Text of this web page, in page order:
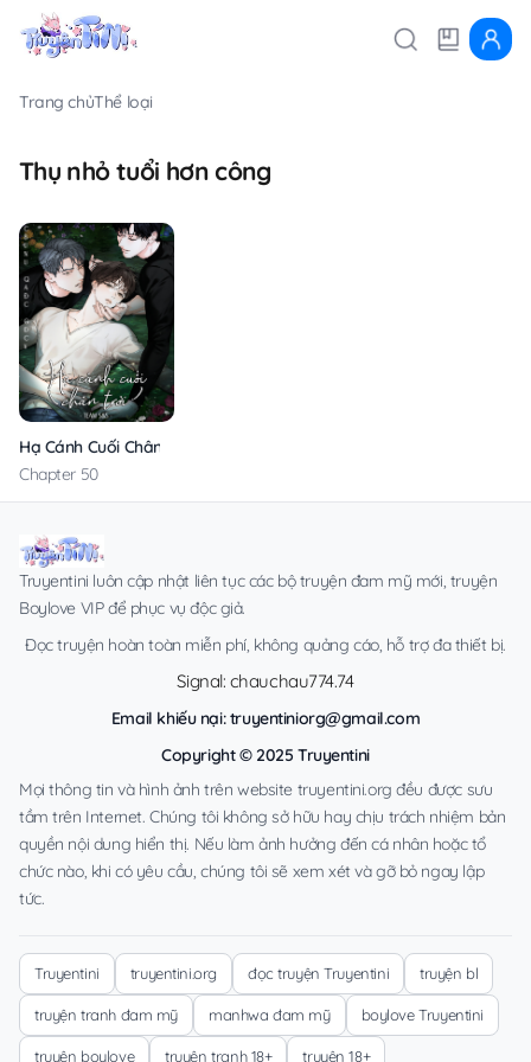
Trang chủThể loại
Thụ nhỏ tuổi hơn công
Hạ Cánh Cuối Chân Trời
Chapter 50
Truyentini luôn cập nhật liên tục các bộ truyện đam mỹ mới, truyện
Boylove VIP để phục vụ độc giả.
Đọc truyện hoàn toàn miễn phí, không quảng cáo, hỗ trợ đa thiết bị.
Signal: chauchau774.74
Email khiếu nại:truyentiniorg@gmail.com
Copyright © 2025 Truyentini
Mọi thông tin và hình ảnh trên website truyentini.org đều được sưu
tầm trên Internet. Chúng tôi không sở hữu hay chịu trách nhiệm bản
quyền nội dung hiển thị. Nếu làm ảnh hưởng đến cá nhân hoặc tổ
chức nào, khi có yêu cầu, chúng tôi sẽ xem xét và gỡ bỏ ngay lập
tức.
Truyentini truyentini.org đọc truyện Truyentini truyện bl
truyện tranh đam mỹ manhwa đam mỹ boylove Truyentini
truyện boylove truyện tranh 18+ truyện 18+